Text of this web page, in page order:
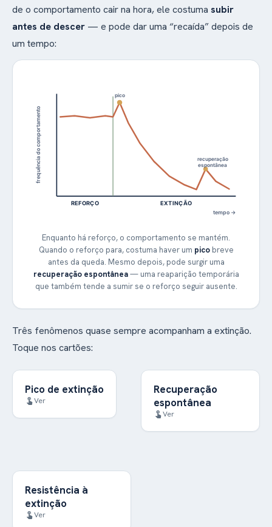
de o comportamento cair na hora, ele costuma subir
antes de descer — e pode dar uma “recaída” depois de
um tempo:
pico
recuperação
espontânea
REFORÇO EXTINÇÃO
frequência do comportamento
tempo →
Enquanto há reforço, o comportamento se mantém.
Quando o reforço para, costuma haver um picobreve
antes da queda. Mesmo depois, pode surgir uma
recuperação espontânea— uma reaparição temporária
que também tende a sumir se o reforço seguir ausente.
Três fenômenos quase sempre acompanham a extinção.
Toque nos cartões:
Pico de extinção
touch_appVer
Logo que o reforço
comportamento
podem surgir
respostas novas
(choro, irritação). É
esperado e tende a
Recuperação
espontânea
touch_appVer
Depois de um tempo, o
comportamento pode
reaparecer mesmo
sem reforço. Costuma
Resistência à
extinção
touch_appVer
Comportamentos que
eram reforçados
de